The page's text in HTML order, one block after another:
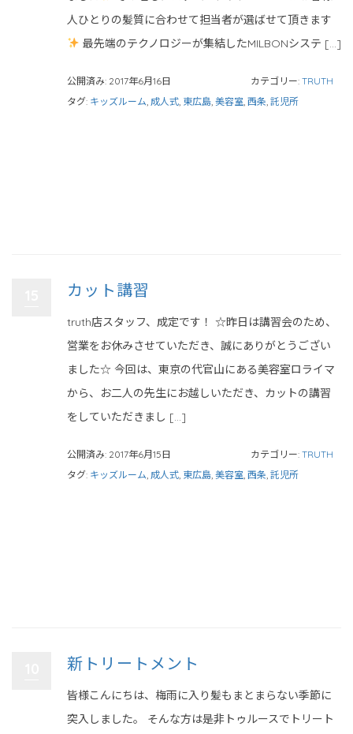
人ひとりの髪質に合わせて担当者が選ばせて頂きます
最先端のテクノロジーが集結したMILBONシステ […]
公開済み: 2017年6月16日 カテゴリー: TRUTH
タグ: キッズルーム, 成人式, 東広島, 美容室, 西条, 託児所
カット講習
truth店スタッフ、成定です！ ☆昨日は講習会のため、
営業をお休みさせていただき、誠にありがとうござい
ました☆ 今回は、東京の代官山にある美容室ロライマ
から、お二人の先生にお越しいただき、カットの講習
をしていただきまし […]
公開済み: 2017年6月15日 カテゴリー: TRUTH
タグ: キッズルーム, 成人式, 東広島, 美容室, 西条, 託児所
新トリートメント
皆様こんにちは、梅雨に入り髪もまとまらない季節に
突入しました。 そんな方は是非トゥルースでトリート